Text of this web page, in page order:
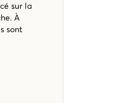
sur la
À
sont